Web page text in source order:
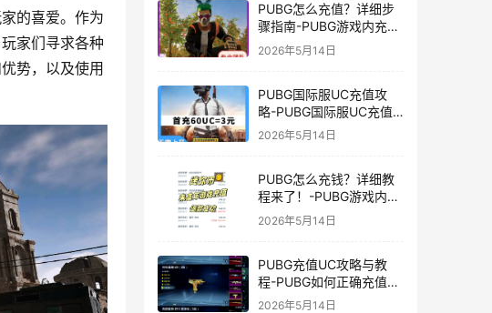
的喜爱。作为
家们寻求各种
势，以及使用
PUBG怎么充值？详细步
骤指南-PUBG游戏内充值
方法及常见问题解答
2026年5月14日
PUBG国际服UC充值攻
略-PUBG国际服UC充值
方法及注意事项
2026年5月14日
PUBG怎么充钱？详细教
程来了！-PUBG游戏内购
买充值方法及注意事项
2026年5月14日
PUBG充值UC攻略与教
程-PUBG如何正确充值
UC获取游戏内货币
2026年5月14日